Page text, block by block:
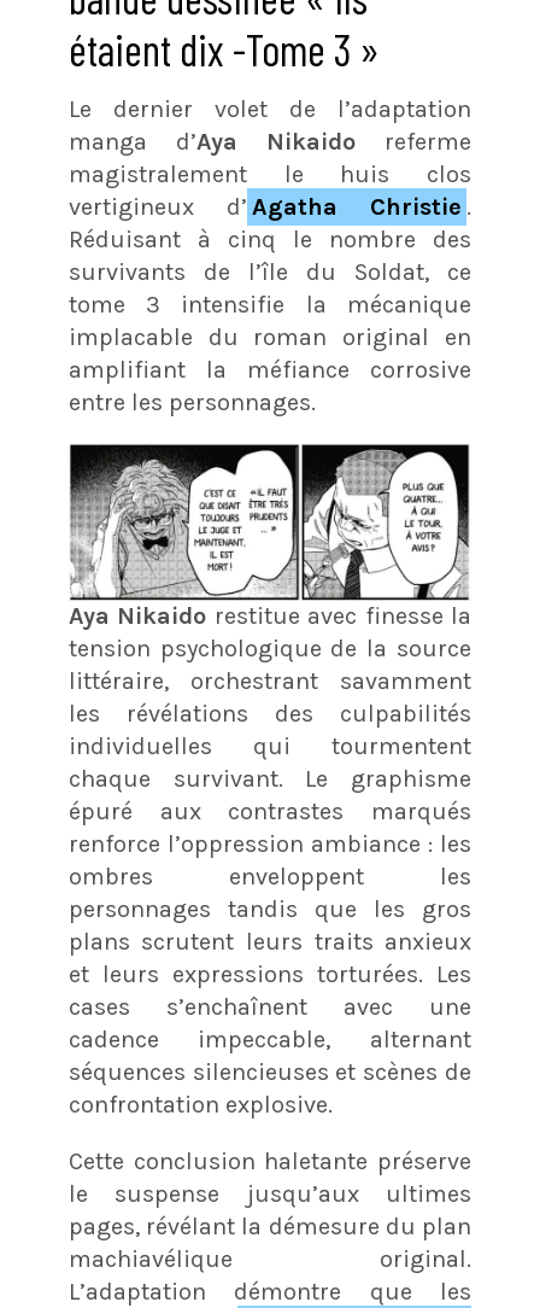
étaient dix -Tome 3 »
Le dernier volet de l’adaptation
manga d’Aya Nikaido referme
magistralement le huis clos
vertigineux d’ Agatha Christie .
Réduisant à cinq le nombre des
survivants de l’île du Soldat, ce
tome 3 intensifie la mécanique
implacable du roman original en
amplifiant la méfiance corrosive
entre les personnages.
Aya Nikaido restitue avec finesse la
tension psychologique de la source
littéraire, orchestrant savamment
les révélations des culpabilités
individuelles qui tourmentent
chaque survivant. Le graphisme
épuré aux contrastes marqués
renforce l’oppression ambiance : les
ombres enveloppent les
personnages tandis que les gros
plans scrutent leurs traits anxieux
et leurs expressions torturées. Les
cases s’enchaînent avec une
cadence impeccable, alternant
séquences silencieuses et scènes de
confrontation explosive.
Cette conclusion haletante préserve
le suspense jusqu’aux ultimes
pages, révélant la démesure du plan
machiavélique original.
L’adaptation démontre que les